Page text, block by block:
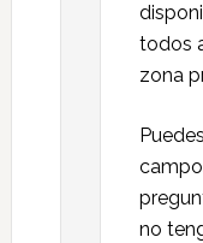
todos
zona
no